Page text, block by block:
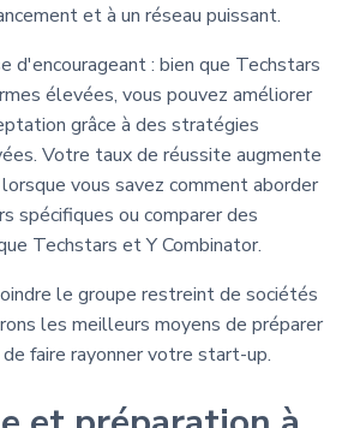
et à un réseau puissant.
d'encourageant : bien que Techstars
élevées, vous pouvez améliorer
grâce à des stratégies
Votre taux de réussite augmente
vous savez comment aborder
spécifiques ou comparer des
Techstars et Y Combinator.
le groupe restreint de sociétés
les meilleurs moyens de préparer
faire rayonner votre start-up.